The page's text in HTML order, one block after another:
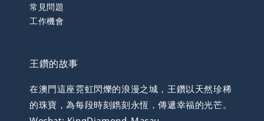
常見問題
工作機會
王鑽的故事
在澳門這座霓虹閃爍的浪漫之城，王鑽以天然珍稀
的珠寶，為每段時刻鐫刻永恆，傳遞幸福的光芒。